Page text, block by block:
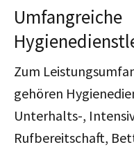
Umfangreiche
Zum
gehören
Unterhalts-,
Rufbereitschaft,